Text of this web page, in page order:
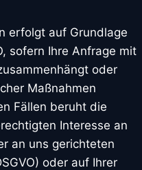
erfolgt auf Grundlage
sofern Ihre Anfrage mit
oder
Maßnahmen
Fällen beruht die
Interesse an
an uns gerichteten
oder auf Ihrer